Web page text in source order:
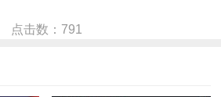
点击数： 791